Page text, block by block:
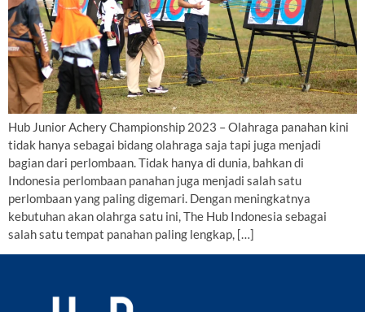
Hub Junior Achery Championship 2023 – Olahraga panahan kini
tidak hanya sebagai bidang olahraga saja tapi juga menjadi
bagian dari perlombaan. Tidak hanya di dunia, bahkan di
Indonesia perlombaan panahan juga menjadi salah satu
perlombaan yang paling digemari. Dengan meningkatnya
kebutuhan akan olahrga satu ini, The Hub Indonesia sebagai
salah satu tempat panahan paling lengkap, […]